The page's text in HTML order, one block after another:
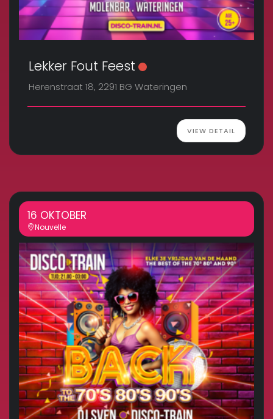
Lekker Fout Feest
Herenstraat 18, 2291 BG Wateringen
VIEW DETAIL
16 OKTOBER
Nouvelle